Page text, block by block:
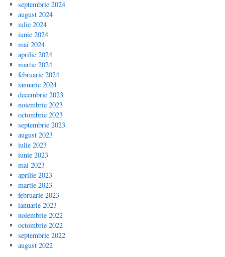
septembrie 2024
august 2024
iulie 2024
iunie 2024
mai 2024
aprilie 2024
martie 2024
februarie 2024
ianuarie 2024
decembrie 2023
noiembrie 2023
octombrie 2023
septembrie 2023
august 2023
iulie 2023
iunie 2023
mai 2023
aprilie 2023
martie 2023
februarie 2023
ianuarie 2023
noiembrie 2022
octombrie 2022
septembrie 2022
august 2022